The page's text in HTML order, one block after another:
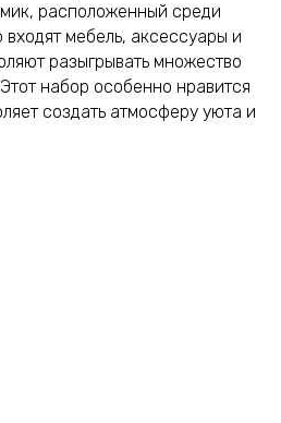
расположенный среди
мебель, аксессуары и
разыгрывать множество
набор особенно нравится
создать атмосферу уюта и